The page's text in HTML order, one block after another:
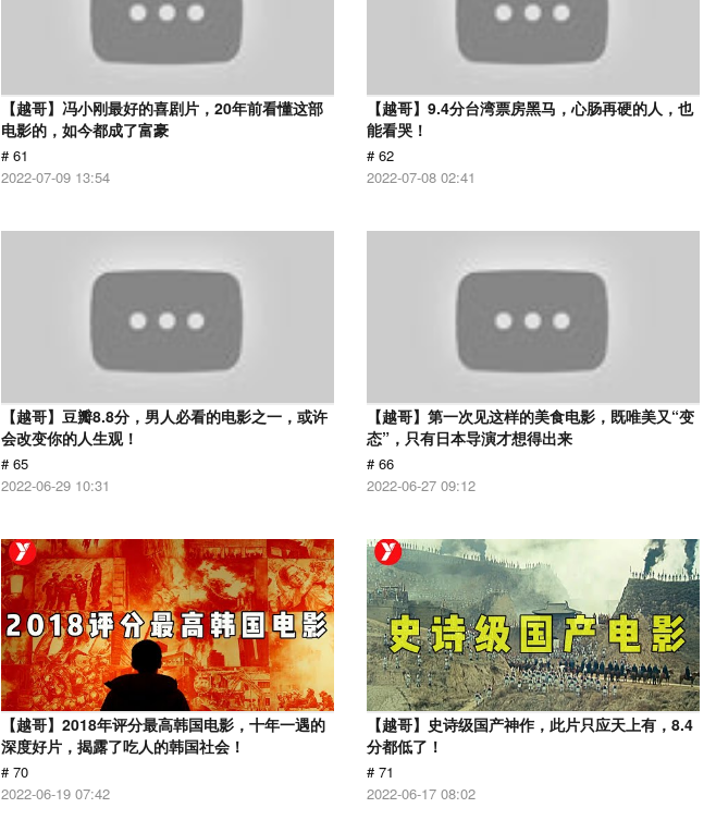
【越哥】冯小刚最好的喜剧片，20年前看懂这部
电影的，如今都成了富豪
# 61
2022-07-09 13:54
【越哥】9.4分台湾票房黑马，心肠再硬的人，也
能看哭！
# 62
2022-07-08 02:41
【越哥】豆瓣8.8分，男人必看的电影之一，或许
会改变你的人生观！
# 65
2022-06-29 10:31
【越哥】第一次见这样的美食电影，既唯美又“变
态”，只有日本导演才想得出来
# 66
2022-06-27 09:12
【越哥】2018年评分最高韩国电影，十年一遇的
深度好片，揭露了吃人的韩国社会！
# 70
2022-06-19 07:42
【越哥】史诗级国产神作，此片只应天上有，8.4
分都低了！
# 71
2022-06-17 08:02